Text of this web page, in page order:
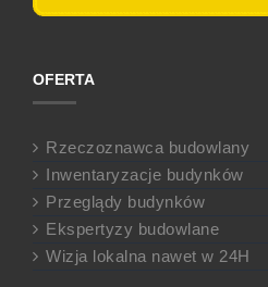
OFERTA
Rzeczoznawca budowlany
Inwentaryzacje budynków
Przeglądy budynków
Ekspertyzy budowlane
Wizja lokalna nawet w 24H